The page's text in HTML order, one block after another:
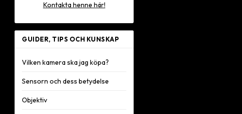
Kontakta henne här!
GUIDER, TIPS OCH KUNSKAP
Vilken kamera ska jag köpa?
Sensorn och dess betydelse
Objektiv